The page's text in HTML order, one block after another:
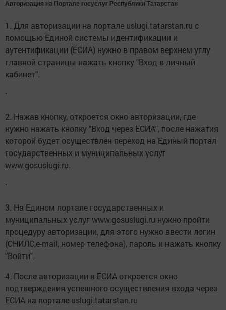
Авторизация на Портале госуслуг Республики Татарстан
1. Для авторизации на портале uslugi.tatarstan.ru с
помощью Единой системы идентификации и
аутентификации (ЕСИА) нужно в правом верхнем углу
главной страницы нажать кнопку "Вход в личный
кабинет".
2. Нажав кнопку, откроется окно авторизации, где
нужно нажать кнопку "Вход через ЕСИА", после нажатия
которой будет осуществлен переход на Единый портал
государственных и муниципальных услуг
www.gosuslugi.ru.
3. На Едином портале государственных и
муниципальных услуг www.gosuslugi.ru нужно пройти
процедуру авторизации, для этого нужно ввести логин
(СНИЛС,e-mail, номер телефона), пароль и нажать кнопку
"Войти".
4. После авторизации в ЕСИА откроется окно
подтверждения успешного осуществления входа через
ЕСИА на портале uslugi.tatarstan.ru